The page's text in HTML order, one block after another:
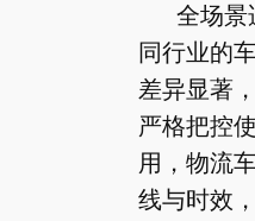
全场景
同行业的
差异显著
严格把控
用，物流
线与时效